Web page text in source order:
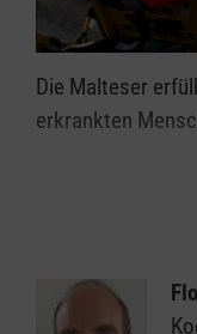
Die Malteser
erkrankten